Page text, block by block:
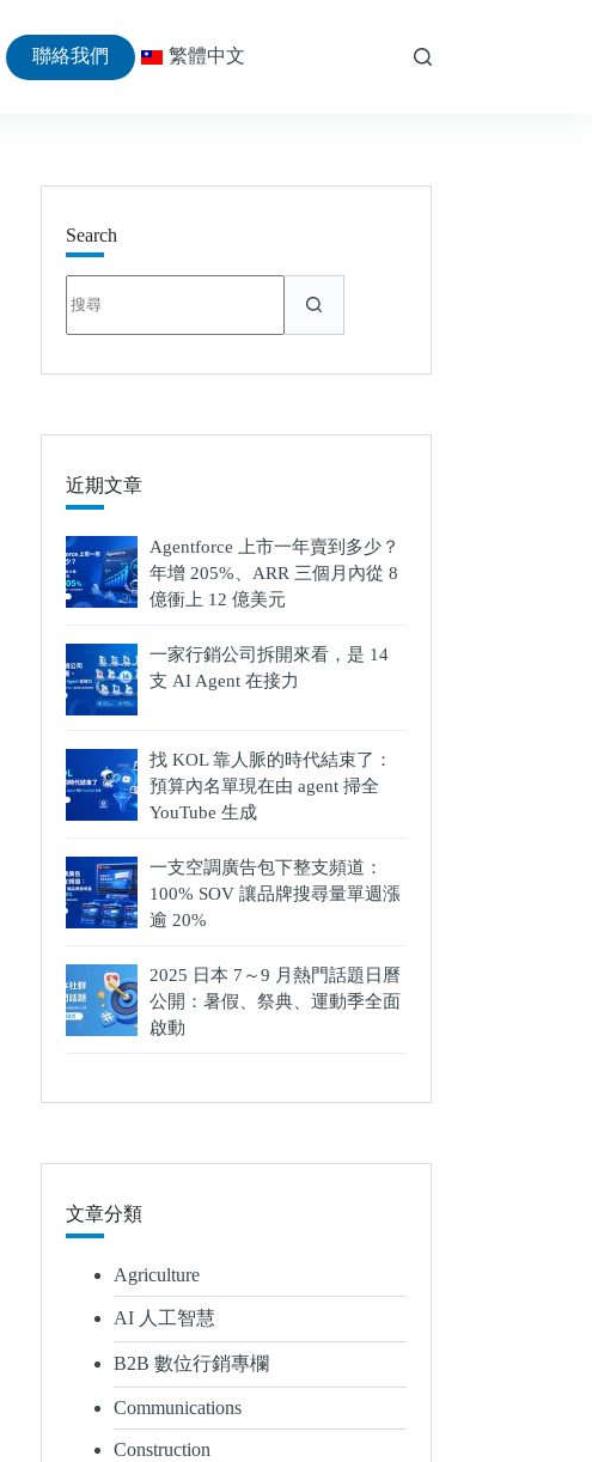
聯絡我們 繁體中文
Search
不
到
件
結
果
近期文章
Agentforce 上市一年賣到多少？
年增 205%、ARR 三個月內從 8
億衝上 12 億美元
一家行銷公司拆開來看，是 14
支 AI Agent 在接力
找 KOL 靠人脈的時代結束了：
預算內名單現在由 agent 掃全
YouTube 生成
一支空調廣告包下整支頻道：
100% SOV 讓品牌搜尋量單週漲
逾 20%
2025 日本 7～9 月熱門話題日曆
公開：暑假、祭典、運動季全面
啟動
文章分類
Agriculture
AI 人工智慧
B2B 數位行銷專欄
Communications
Construction